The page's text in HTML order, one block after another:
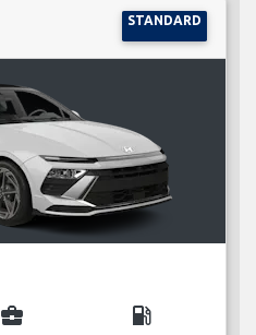
STANDARD
business_center local_gas_station